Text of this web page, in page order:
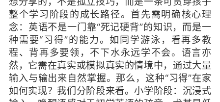
整个学习阶段的成长路径。首先需明确核心理
念：英语不是一门靠“死记硬背”的知识，而是一
种需要“习得”的能力。如同学游泳，看再多教
程、背再多要领，不下水永远学不会。语言亦
然，它需在真实或模拟真实的情境中，通过大量
输入与输出来自然掌握。那么，这种“习得”在家
如何实现？我们分阶段来看。小学阶段：沉浸式